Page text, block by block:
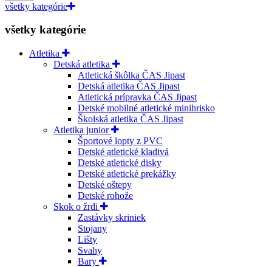
všetky kategórie
všetky kategórie
Atletika
Detská atletika
Atletická škôlka ČAS Jipast
Detská atletika ČAS Jipast
Atletická prípravka ČAS Jipast
Detské mobilné atletické minihrisko
Školská atletika ČAS Jipast
Atletika junior
Športové lopty z PVC
Detské atletické kladivá
Detské atletické disky
Detské atletické prekážky
Detské oštepy
Detské rohože
Skok o žrdi
Zastávky skriniek
Stojany
Lišty
Svahy
Bary